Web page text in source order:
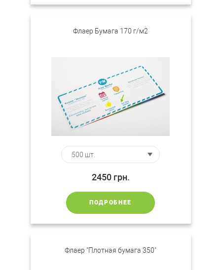
Флаер Бумага 170 г/м2
2450 грн.
ПОДРОБНЕЕ
Флаер "Плотная бумага 350"